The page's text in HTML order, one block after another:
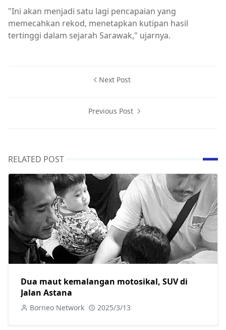
"Ini akan menjadi satu lagi pencapaian yang
memecahkan rekod, menetapkan kutipan hasil
tertinggi dalam sejarah Sarawak," ujarnya.
Next Post
Previous Post
RELATED POST
Dua maut kemalangan motosikal, SUV di
Jalan Astana
Borneo Network 2025/3/13